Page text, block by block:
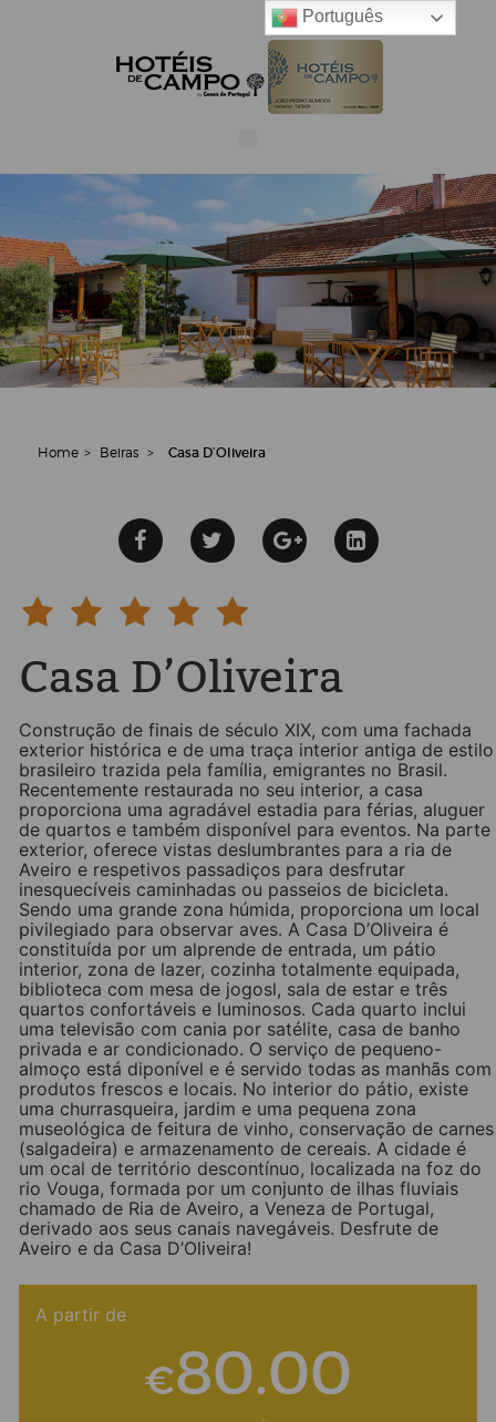
Home > Beiras > Casa D’Oliveira
Casa D’Oliveira
Construção de finais de século XIX, com uma fachada
exterior histórica e de uma traça interior antiga de estilo
brasileiro trazida pela família, emigrantes no Brasil.
Recentemente restaurada no seu interior, a casa
proporciona uma agradável estadia para férias, aluguer
de quartos e também disponível para eventos. Na parte
exterior, oferece vistas deslumbrantes para a ria de
Aveiro e respetivos passadiços para desfrutar
inesquecíveis caminhadas ou passeios de bicicleta.
Sendo uma grande zona húmida, proporciona um local
pivilegiado para observar aves. A Casa D’Oliveira é
constituída por um alprende de entrada, um pátio
interior, zona de lazer, cozinha totalmente equipada,
biblioteca com mesa de jogosl, sala de estar e três
quartos confortáveis e luminosos. Cada quarto inclui
uma televisão com cania por satélite, casa de banho
privada e ar condicionado. O serviço de pequeno-
almoço está diponível e é servido todas as manhãs com
produtos frescos e locais. No interior do pátio, existe
uma churrasqueira, jardim e uma pequena zona
museológica de feitura de vinho, conservação de carnes
(salgadeira) e armazenamento de cereais. A cidade é
um ocal de território descontínuo, localizada na foz do
rio Vouga, formada por um conjunto de ilhas fluviais
chamado de Ria de Aveiro, a Veneza de Portugal,
derivado aos seus canais navegáveis. Desfrute de
Aveiro e da Casa D’Oliveira!
Facebook
Twitter
EmailLinkedIn
WhatsApp
Share
A partir de
€80.00
Português